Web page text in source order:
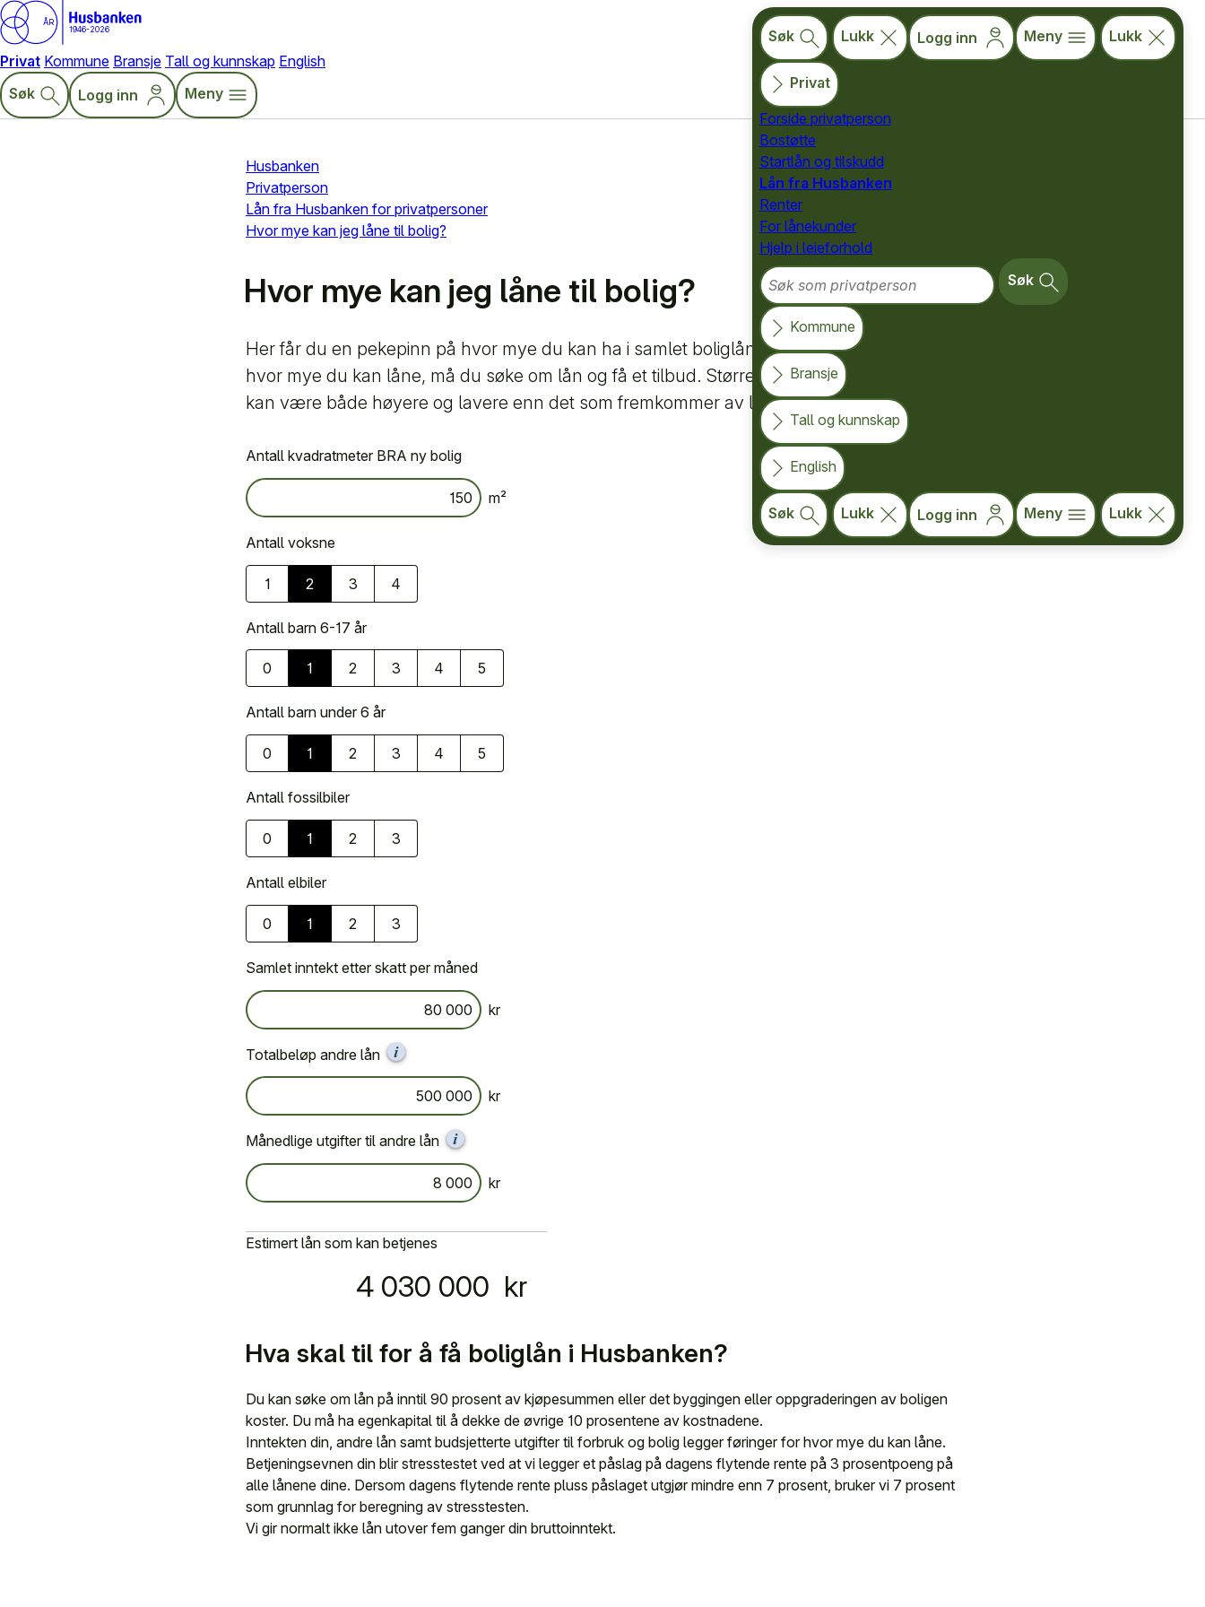
ÅR
1946-2026
Privat Kommune Bransje Tall og kunnskap English
Søk
Logg inn Meny
Søk Lukk Logg inn Meny Lukk
Privat
Forside privatperson
Bostøtte
Startlån og tilskudd
Lån fra Husbanken
Renter
For lånekunder
Hjelp i leieforhold
Søk som privatperson
Søk
Kommune
Bransje
Tall og kunnskap
English
Søk Lukk Logg inn Meny Lukk
Husbanken
Privatperson
Lån fra Husbanken for privatpersoner
Hvor mye kan jeg låne til bolig?
Hvor mye kan jeg låne til bolig?
Her får du en pekepinn på hvor mye du kan ha i samlet boliglån. For å få vite nøyaktig
hvor mye du kan låne, må du søke om lån og få et tilbud. Størrelsen på lånet i tilbudet
kan være både høyere og lavere enn det som fremkommer av lånekalkulatoren.
Antall kvadratmeter BRA ny bolig
m²
Antall voksne
1 2 3 4
Antall barn 6-17 år
0 1 2 3 4 5
Antall barn under 6 år
0 1 2 3 4 5
Antall fossilbiler
0 1 2 3
Antall elbiler
0 1 2 3
Samlet inntekt etter skatt per måned
kr
Totalbeløp andre lån
kr
Månedlige utgifter til andre lån
kr
Estimert lån som kan betjenes
4 030 000 kr
Hva skal til for å få boliglån i Husbanken?
Du kan søke om lån på inntil 90 prosent av kjøpesummen eller det byggingen eller oppgraderingen av boligen
koster. Du må ha egenkapital til å dekke de øvrige 10 prosentene av kostnadene.
Inntekten din, andre lån samt budsjetterte utgifter til forbruk og bolig legger føringer for hvor mye du kan låne.
Betjeningsevnen din blir stresstestet ved at vi legger et påslag på dagens flytende rente på 3 prosentpoeng på
alle lånene dine. Dersom dagens flytende rente pluss påslaget utgjør mindre enn 7 prosent, bruker vi 7 prosent
som grunnlag for beregning av stresstesten.
Vi gir normalt ikke lån utover fem ganger din bruttoinntekt.